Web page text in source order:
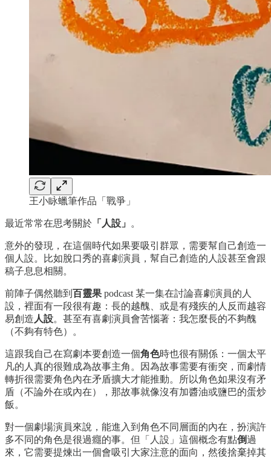
王小眿蠟筆作品「戰爭」
最近常常在思考關於 「人設」 。
意外的發現，在這個時代如果要吸引群眾，需要幫自己創造一
個人設。比如脫口秀的喜劇演員，幫自己創造的人設甚至會跟
稿子息息相關。
前陣子偶然聽到 百靈果 podcast 某一集在討論喜劇演員的人
設，裡面有一段很有趣：長的越醜、或是有殘疾的人反而越容
易創造 人設。甚至有喜劇演員會苦惱著：我怎麼長的不夠醜
（不夠有特色）。
這跟我自己在寫劇本要創造一個角色時也很有關係：一個太平
凡的人真的很難成為故事主角。因為故事需要有衝突，而劇情
轉折很需要角色內在矛盾擴大才能推動。所以角色如果沒有矛
盾（不論外在或內在），那故事就像沒有加醬油或鹽巴的蛋炒
飯。
對一個劇場演員來說，能進入到角色不同層面的內在，扮演許
多不同的角色是很過癮的事。但「人設」這個概念有點倒過
來，它需要提煉出一個會吸引大家注意的面向，然後捨棄掉其